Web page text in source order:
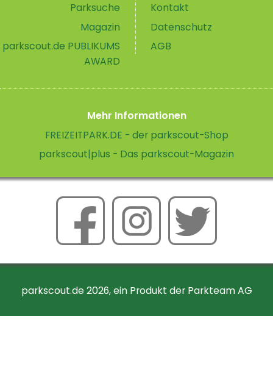
Parksuche
Magazin
parkscout.de PUBLIKUMS
AWARD
Kontakt
Datenschutz
AGB
Mehr Informationen
FREIZEITPARK.DE - der parkscout-Shop
parkscout|plus - Das parkscout-Magazin
parkscout.de 2026, ein Produkt der Parkteam AG